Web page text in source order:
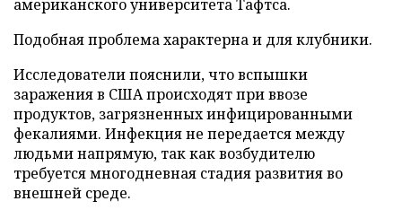
американского университета Тафтса.
Подобная проблема характерна и для клубники.
Исследователи пояснили, что вспышки
заражения в США происходят при ввозе
продуктов, загрязненных инфицированными
фекалиями. Инфекция не передается между
людьми напрямую, так как возбудителю
требуется многодневная стадия развития во
внешней среде.